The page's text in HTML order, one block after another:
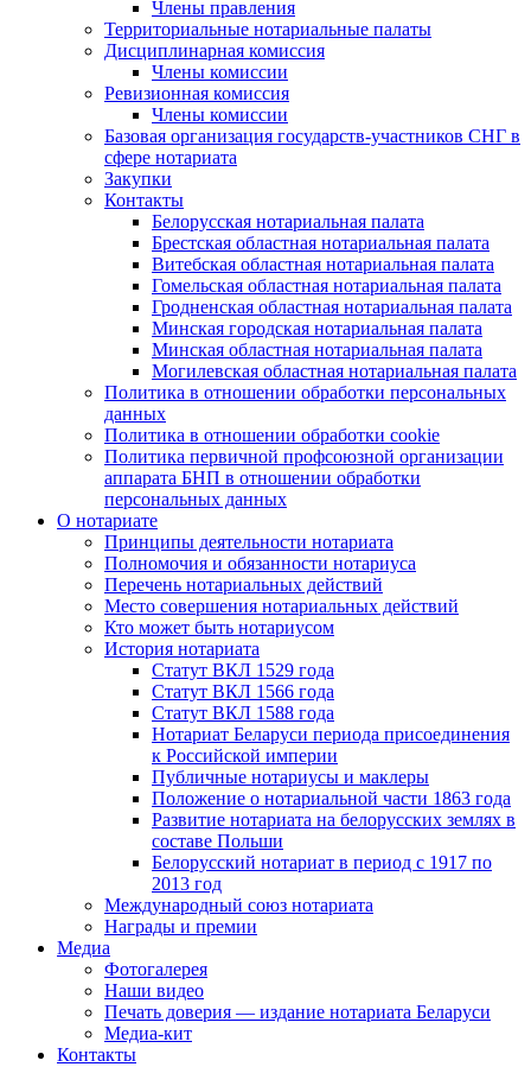
Члены правления
Территориальные нотариальные палаты
Дисциплинарная комиссия
Члены комиссии
Ревизионная комиссия
Члены комиссии
Базовая организация государств-участников СНГ в
сфере нотариата
Закупки
Контакты
Белорусская нотариальная палата
Брестская областная нотариальная палата
Витебская областная нотариальная палата
Гомельская областная нотариальная палата
Гродненская областная нотариальная палата
Минская городская нотариальная палата
Минская областная нотариальная палата
Могилевская областная нотариальная палата
Политика в отношении обработки персональных
данных
Политика в отношении обработки cookie
Политика первичной профсоюзной организации
аппарата БНП в отношении обработки
персональных данных
О нотариате
Принципы деятельности нотариата
Полномочия и обязанности нотариуса
Перечень нотариальных действий
Место совершения нотариальных действий
Кто может быть нотариусом
История нотариата
Статут ВКЛ 1529 года
Статут ВКЛ 1566 года
Статут ВКЛ 1588 года
Нотариат Беларуси периода присоединения
к Российской империи
Публичные нотариусы и маклеры
Положение о нотариальной части 1863 года
Развитие нотариата на белорусских землях в
составе Польши
Белорусский нотариат в период с 1917 по
2013 год
Международный союз нотариата
Награды и премии
Медиа
Фотогалерея
Наши видео
Печать доверия — издание нотариата Беларуси
Медиа-кит
Контакты